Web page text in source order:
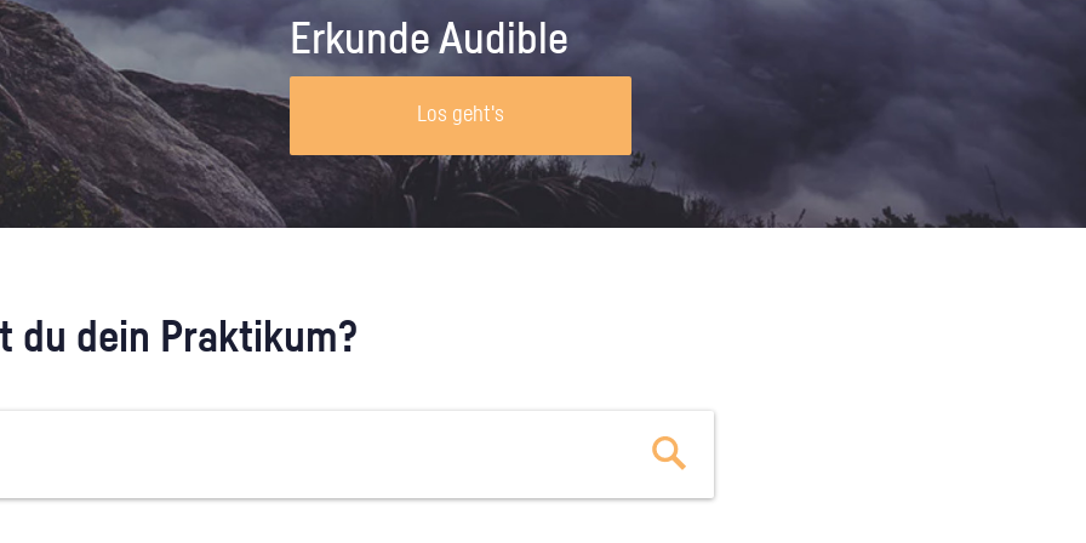
Unternehmen lohnt, wie man sich
vorbereitet und wie ein Vorab-Anruf
abläuft.
Erkunde Audible
Los geht's
du dein Praktikum?